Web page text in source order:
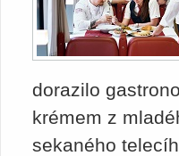
dorazilo
krémem z
sekaného